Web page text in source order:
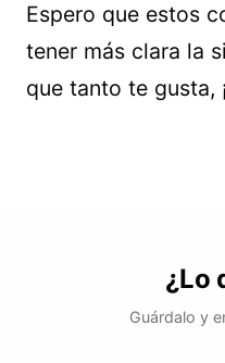
Espero que estos
tener más clara la
que tanto te gusta,
¿Lo
Guárdalo y